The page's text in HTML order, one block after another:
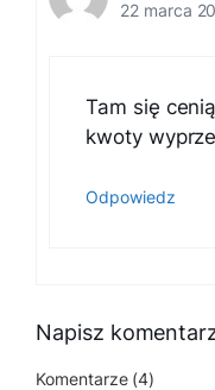
22 marca
Tam się
kwoty
Odpowiedz
Napisz
Komentarze (4)